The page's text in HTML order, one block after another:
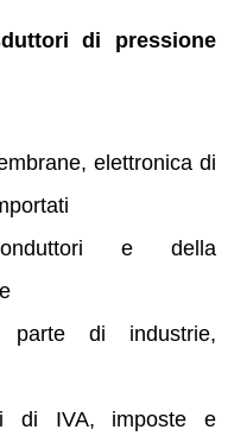
di pressione
elettronica di
e della
parte di industrie,
di IVA, imposte e